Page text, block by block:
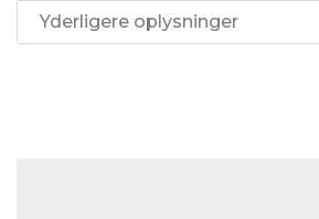
Yderligere oplysninger